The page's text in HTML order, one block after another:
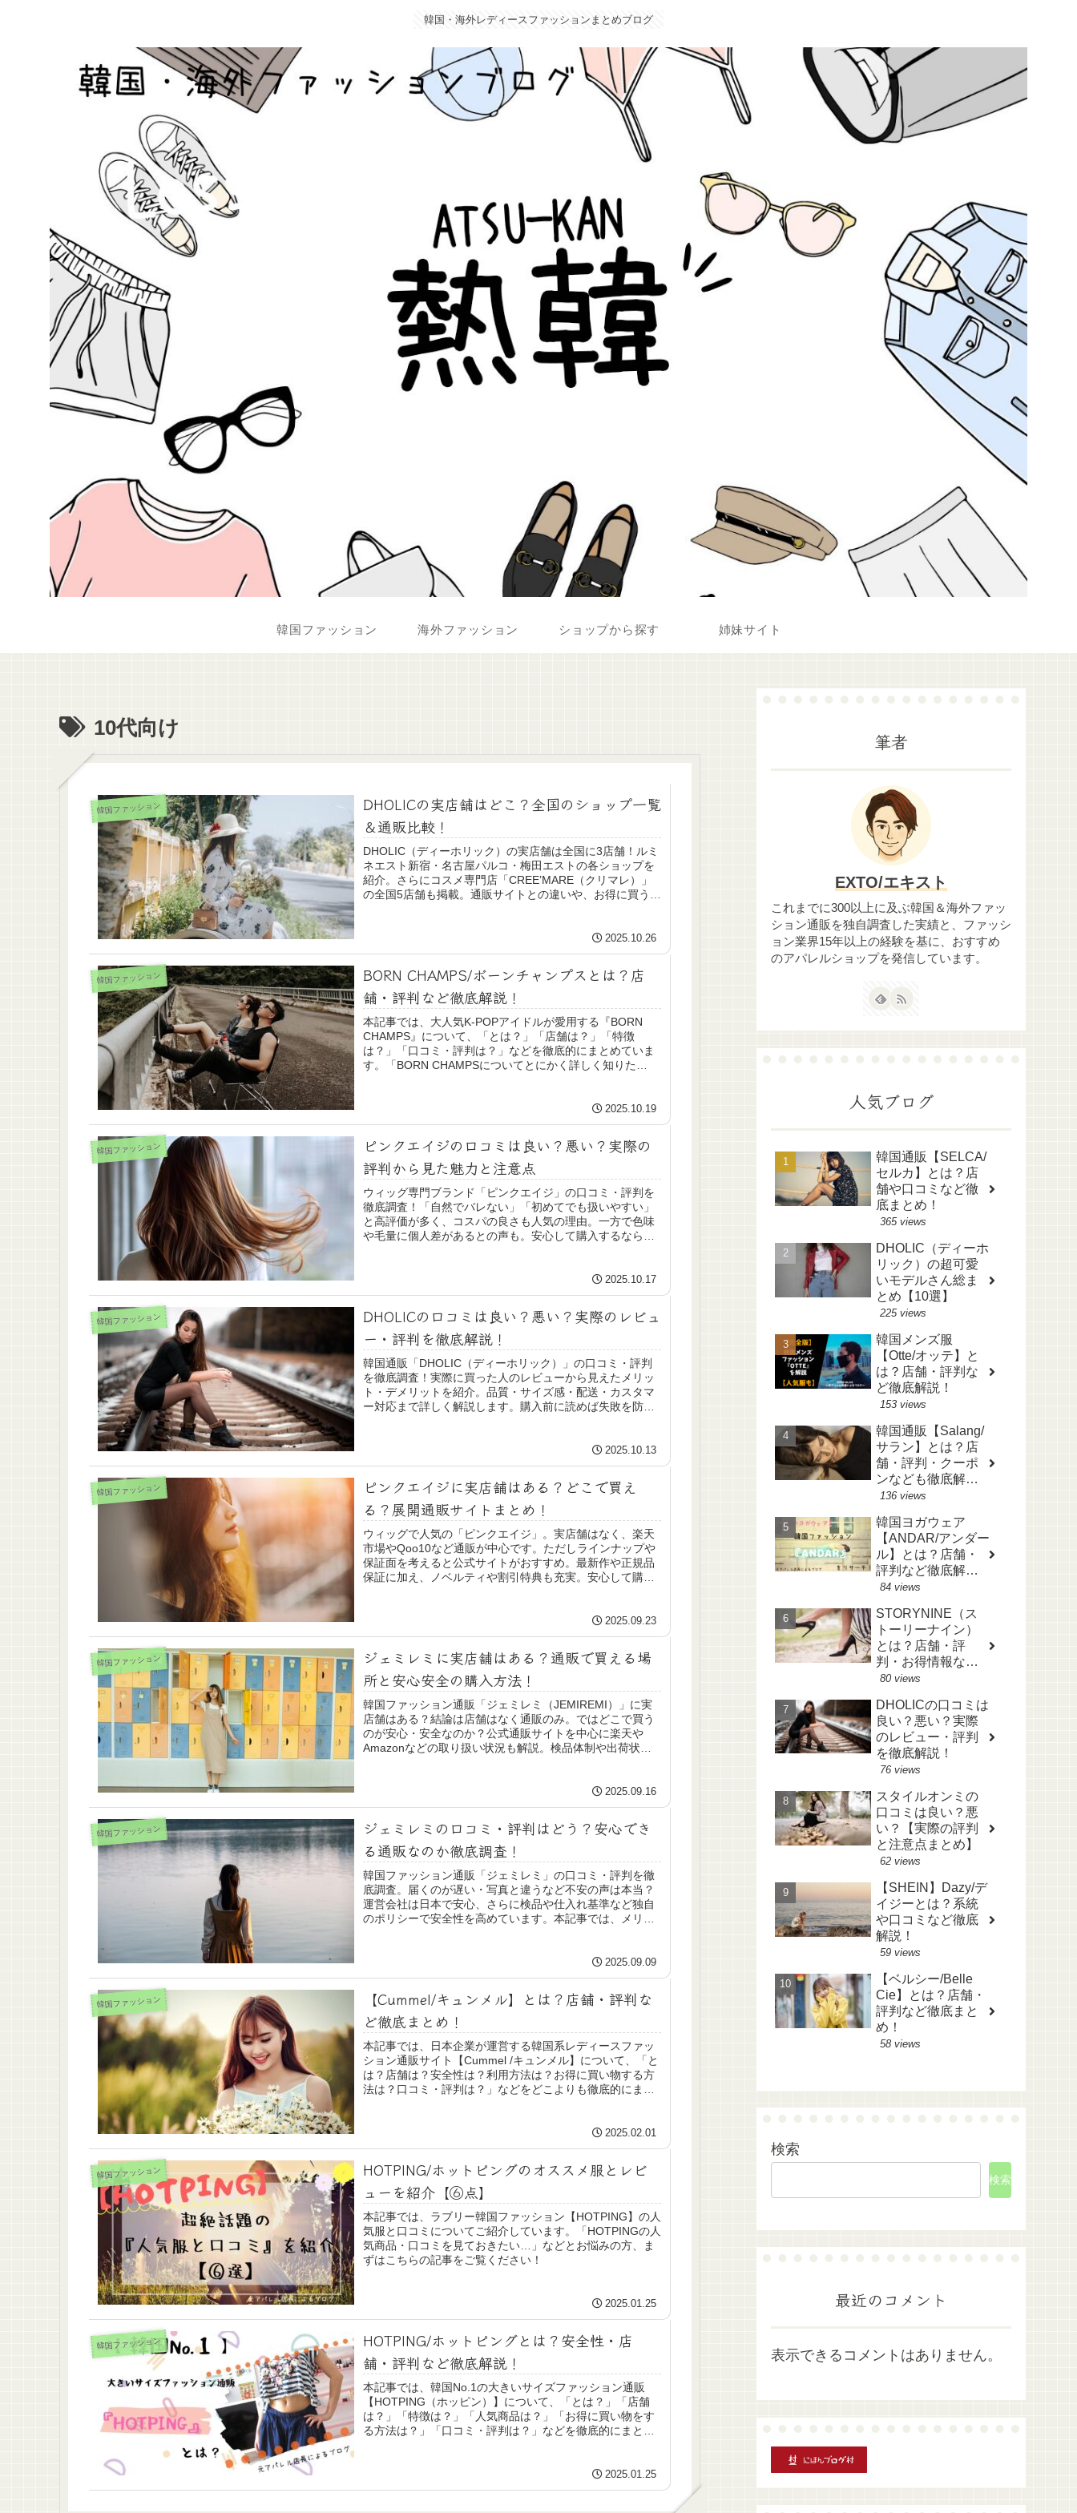
韓国・海外レディースファッションまとめブログ
韓国ファッション 海外ファッション ショップから探す 姉妹サイト
10代向け
韓国ファッション
DHOLICの実店舗はどこ？全国のショップ一覧
＆通販比較！
DHOLIC（ディーホリック）の実店舗は全国に3店舗！ルミ
ネエスト新宿・名古屋パルコ・梅田エストの各ショップを
紹介。さらにコスメ専門店「CREE’MARE（クリマレ）」
の全国5店舗も掲載。通販サイトとの違いや、お得に買う方
2025.10.26
韓国ファッション
BORN CHAMPS/ボーンチャンプスとは？店
舗・評判など徹底解説！
本記事では、大人気K-POPアイドルが愛用する『BORN
CHAMPS』について、「とは？」「店舗は？」「特徴
は？」「口コミ・評判は？」などを徹底的にまとめていま
す。「BORN CHAMPSについてとにかく詳しく知りた
2025.10.19
韓国ファッション
ピンクエイジの口コミは良い？悪い？実際の
評判から見た魅力と注意点
ウィッグ専門ブランド「ピンクエイジ」の口コミ・評判を
徹底調査！「自然でバレない」「初めてでも扱いやすい」
と高評価が多く、コスパの良さも人気の理由。一方で色味
や毛量に個人差があるとの声も。安心して購入するなら、
2025.10.17
韓国ファッション
DHOLICの口コミは良い？悪い？実際のレビュ
ー・評判を徹底解説！
韓国通販「DHOLIC（ディーホリック）」の口コミ・評判
を徹底調査！実際に買った人のレビューから見えたメリッ
ト・デメリットを紹介。品質・サイズ感・配送・カスタマ
ー対応まで詳しく解説します。購入前に読めば失敗を防げ
2025.10.13
韓国ファッション
ピンクエイジに実店舗はある？どこで買え
る？展開通販サイトまとめ！
ウィッグで人気の「ピンクエイジ」。実店舗はなく、楽天
市場やQoo10など通販が中心です。ただしラインナップや
保証面を考えると公式サイトがおすすめ。最新作や正規品
保証に加え、ノベルティや割引特典も充実。安心して購入
2025.09.23
韓国ファッション
ジェミレミに実店舗はある？通販で買える場
所と安心安全の購入方法！
韓国ファッション通販「ジェミレミ（JEMIREMI）」に実
店舗はある？結論は店舗はなく通販のみ。ではどこで買う
のが安心・安全なのか？公式通販サイトを中心に楽天や
Amazonなどの取り扱い状況も解説。検品体制や出荷状況
2025.09.16
韓国ファッション
ジェミレミの口コミ・評判はどう？安心でき
る通販なのか徹底調査！
韓国ファッション通販「ジェミレミ」の口コミ・評判を徹
底調査。届くのが遅い・写真と違うなど不安の声は本当？
運営会社は日本で安心、さらに検品や仕入れ基準など独自
のポリシーで安全性を高めています。本記事では、メリッ
2025.09.09
韓国ファッション
【Cummel/キュンメル】とは？店舗・評判な
ど徹底まとめ！
本記事では、日本企業が運営する韓国系レディースファッ
ション通販サイト【Cummel /キュンメル】について、「と
は？店舗は？安全性は？利用方法は？お得に買い物する方
法は？口コミ・評判は？」などをどこよりも徹底的にまと
2025.02.01
韓国ファッション
HOTPING/ホットピングのオススメ服とレビ
ューを紹介【⑥点】
本記事では、ラブリー韓国ファッション【HOTPING】の人
気服と口コミについてご紹介しています。「HOTPINGの人
気商品・口コミを見ておきたい…」などとお悩みの方、ま
ずはこちらの記事をご覧ください！
2025.01.25
韓国ファッション
HOTPING/ホットピングとは？安全性・店
舗・評判など徹底解説！
本記事では、韓国No.1の大きいサイズファッション通販
【HOTPING（ホッピン）】について、「とは？」「店舗
は？」「特徴は？」「人気商品は？」「お得に買い物をす
る方法は？」「口コミ・評判は？」などを徹底的にまとめ
2025.01.25
筆者
EXTO/エキスト
これまでに300以上に及ぶ韓国＆海外ファッ
ション通販を独自調査した実績と、ファッシ
ョン業界15年以上の経験を基に、おすすめ
のアパレルショップを発信しています。
人気ブログ
韓国通販【SELCA/
セルカ】とは？店
舗や口コミなど徹
底まとめ！
365 views
DHOLIC（ディーホ
リック）の超可愛
いモデルさん総ま
とめ【10選】
225 views
韓国メンズ服
【Otte/オッテ】と
は？店舗・評判な
ど徹底解説！
153 views
韓国通販【Salang/
サラン】とは？店
舗・評判・クーポ
ンなども徹底解
説！
136 views
韓国ヨガウェア
【ANDAR/アンダー
ル】とは？店舗・
評判など徹底解
説！
84 views
STORYNINE（ス
トーリーナイン）
とは？店舗・評
判・お得情報など
も徹底解説！
80 views
DHOLICの口コミは
良い？悪い？実際
のレビュー・評判
を徹底解説！
76 views
スタイルオンミの
口コミは良い？悪
い？【実際の評判
と注意点まとめ】
62 views
【SHEIN】Dazy/デ
イジーとは？系統
や口コミなど徹底
解説！
59 views
【ベルシー/Belle
Cie】とは？店舗・
評判など徹底まと
め！
58 views
検索
検索
最近のコメント
表示できるコメントはありません。